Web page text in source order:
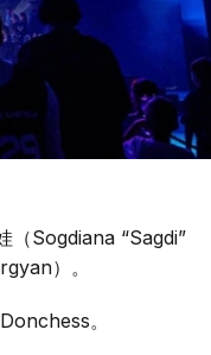
（Sogdiana “Sagdi”
）。
。